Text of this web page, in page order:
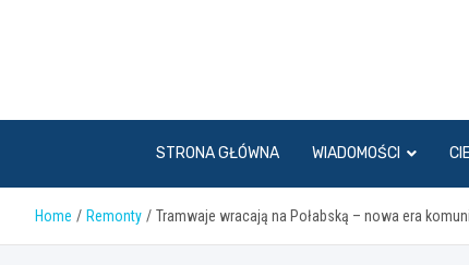
STRONA GŁÓWNA WIADOMOŚCI
Home Remonty Tramwaje wracają na Połabską – nowa era